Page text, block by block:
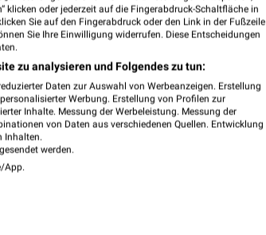
klicken oder jederzeit auf die Fingerabdruck-Schaltfläche in
Sie auf den Fingerabdruck oder den Link in der Fußzeile
Sie Ihre Einwilligung widerrufen. Diese Entscheidungen
zu analysieren und Folgendes zu tun:
Daten zur Auswahl von Werbeanzeigen. Erstellung
Werbung. Erstellung von Profilen zur
Inhalte. Messung der Werbeleistung. Messung der
von Daten aus verschiedenen Quellen. Entwicklung
Inhalten.
werden.
App.